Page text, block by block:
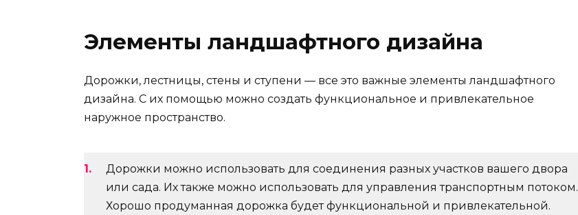
Элементы ландшафтного дизайна
Дорожки, лестницы, стены и ступени — все это важные элементы ландшафтного
дизайна. С их помощью можно создать функциональное и привлекательное
наружное пространство.
Дорожки можно использовать для соединения разных участков вашего двора
или сада. Их также можно использовать для управления транспортным потоком.
Хорошо продуманная дорожка будет функциональной и привлекательной.